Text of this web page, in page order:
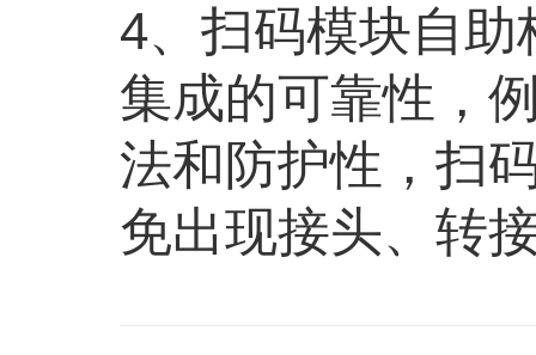
4、扫码模块自
集成的可靠性，
法和防护性，扫
免出现接头、转